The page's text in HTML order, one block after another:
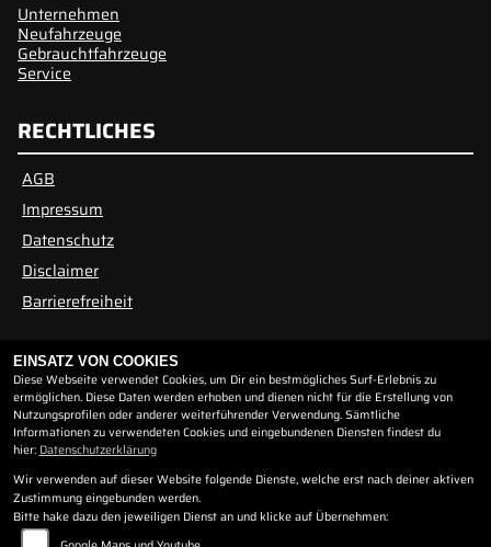
Unternehmen
Neufahrzeuge
Gebrauchtfahrzeuge
Service
RECHTLICHES
AGB
Impressum
Datenschutz
Disclaimer
Barrierefreiheit
ÖFFNUNGSZEITEN
Montag:
geschlossen
Dienstag:
10:00 - 12:00 und 14:00 - 16:30
Mittwoch:
10:00 - 12:00 und 14:00 - 16:30
Donnerstag:
Freitag:
10:00 - 12:00 und 14:00 - 16:30
EINSATZ VON COOKIES
Diese Webseite verwendet Cookies, um Dir ein bestmögliches Surf-Erlebnis zu
ermöglichen. Diese Daten werden erhoben und dienen nicht für die Erstellung von
Nutzungsprofilen oder anderer weiterführender Verwendung. Sämtliche
Informationen zu verwendeten Cookies und eingebundenen Diensten findest du
hier: Datenschutzerklärung
Wir verwenden auf dieser Website folgende Dienste, welche erst nach deiner aktiven
Zustimmung eingebunden werden.
Bitte hake dazu den jeweiligen Dienst an und klicke auf Übernehmen: